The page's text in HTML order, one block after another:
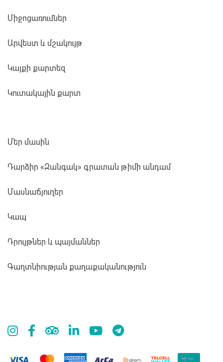
Միջոցառումներ
Արվեստ և մշակույթ
Կայքի քարտեզ
Կուտակային քարտ
Մեր մասին
Դարձիր «Զանգակ» գրատան թիմի անդամ
Մասնաճյուղեր
Կապ
Դրույթներ և պայմաններ
Գաղտնիության քաղաքականություն